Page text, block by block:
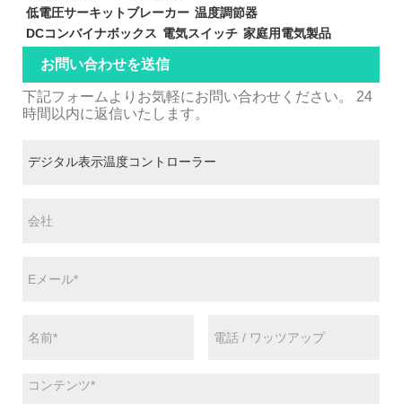
低電圧サーキットブレーカー 温度調節器
DCコンバイナボックス 電気スイッチ 家庭用電気製品
お問い合わせを送信
下記フォームよりお気軽にお問い合わせください。 24
時間以内に返信いたします。